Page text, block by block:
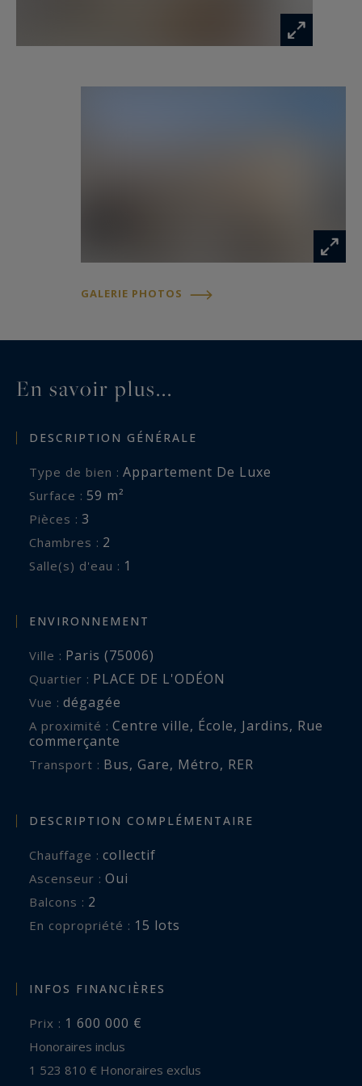
GALERIE PHOTOS
En savoir plus...
DESCRIPTION GÉNÉRALE
Type de bien : Appartement De Luxe
Surface : 59 m²
Pièces : 3
Chambres : 2
Salle(s) d'eau : 1
ENVIRONNEMENT
Ville : Paris (75006)
Quartier : PLACE DE L'ODÉON
Vue : dégagée
A proximité : Centre ville, École, Jardins, Rue
commerçante
Transport : Bus, Gare, Métro, RER
DESCRIPTION COMPLÉMENTAIRE
Chauffage : collectif
Ascenseur : Oui
balcons : 2
En copropriété : 15 lots
INFOS FINANCIÈRES
Prix : 1 600 000 €
Honoraires inclus
1 523 810 € Honoraires exclus